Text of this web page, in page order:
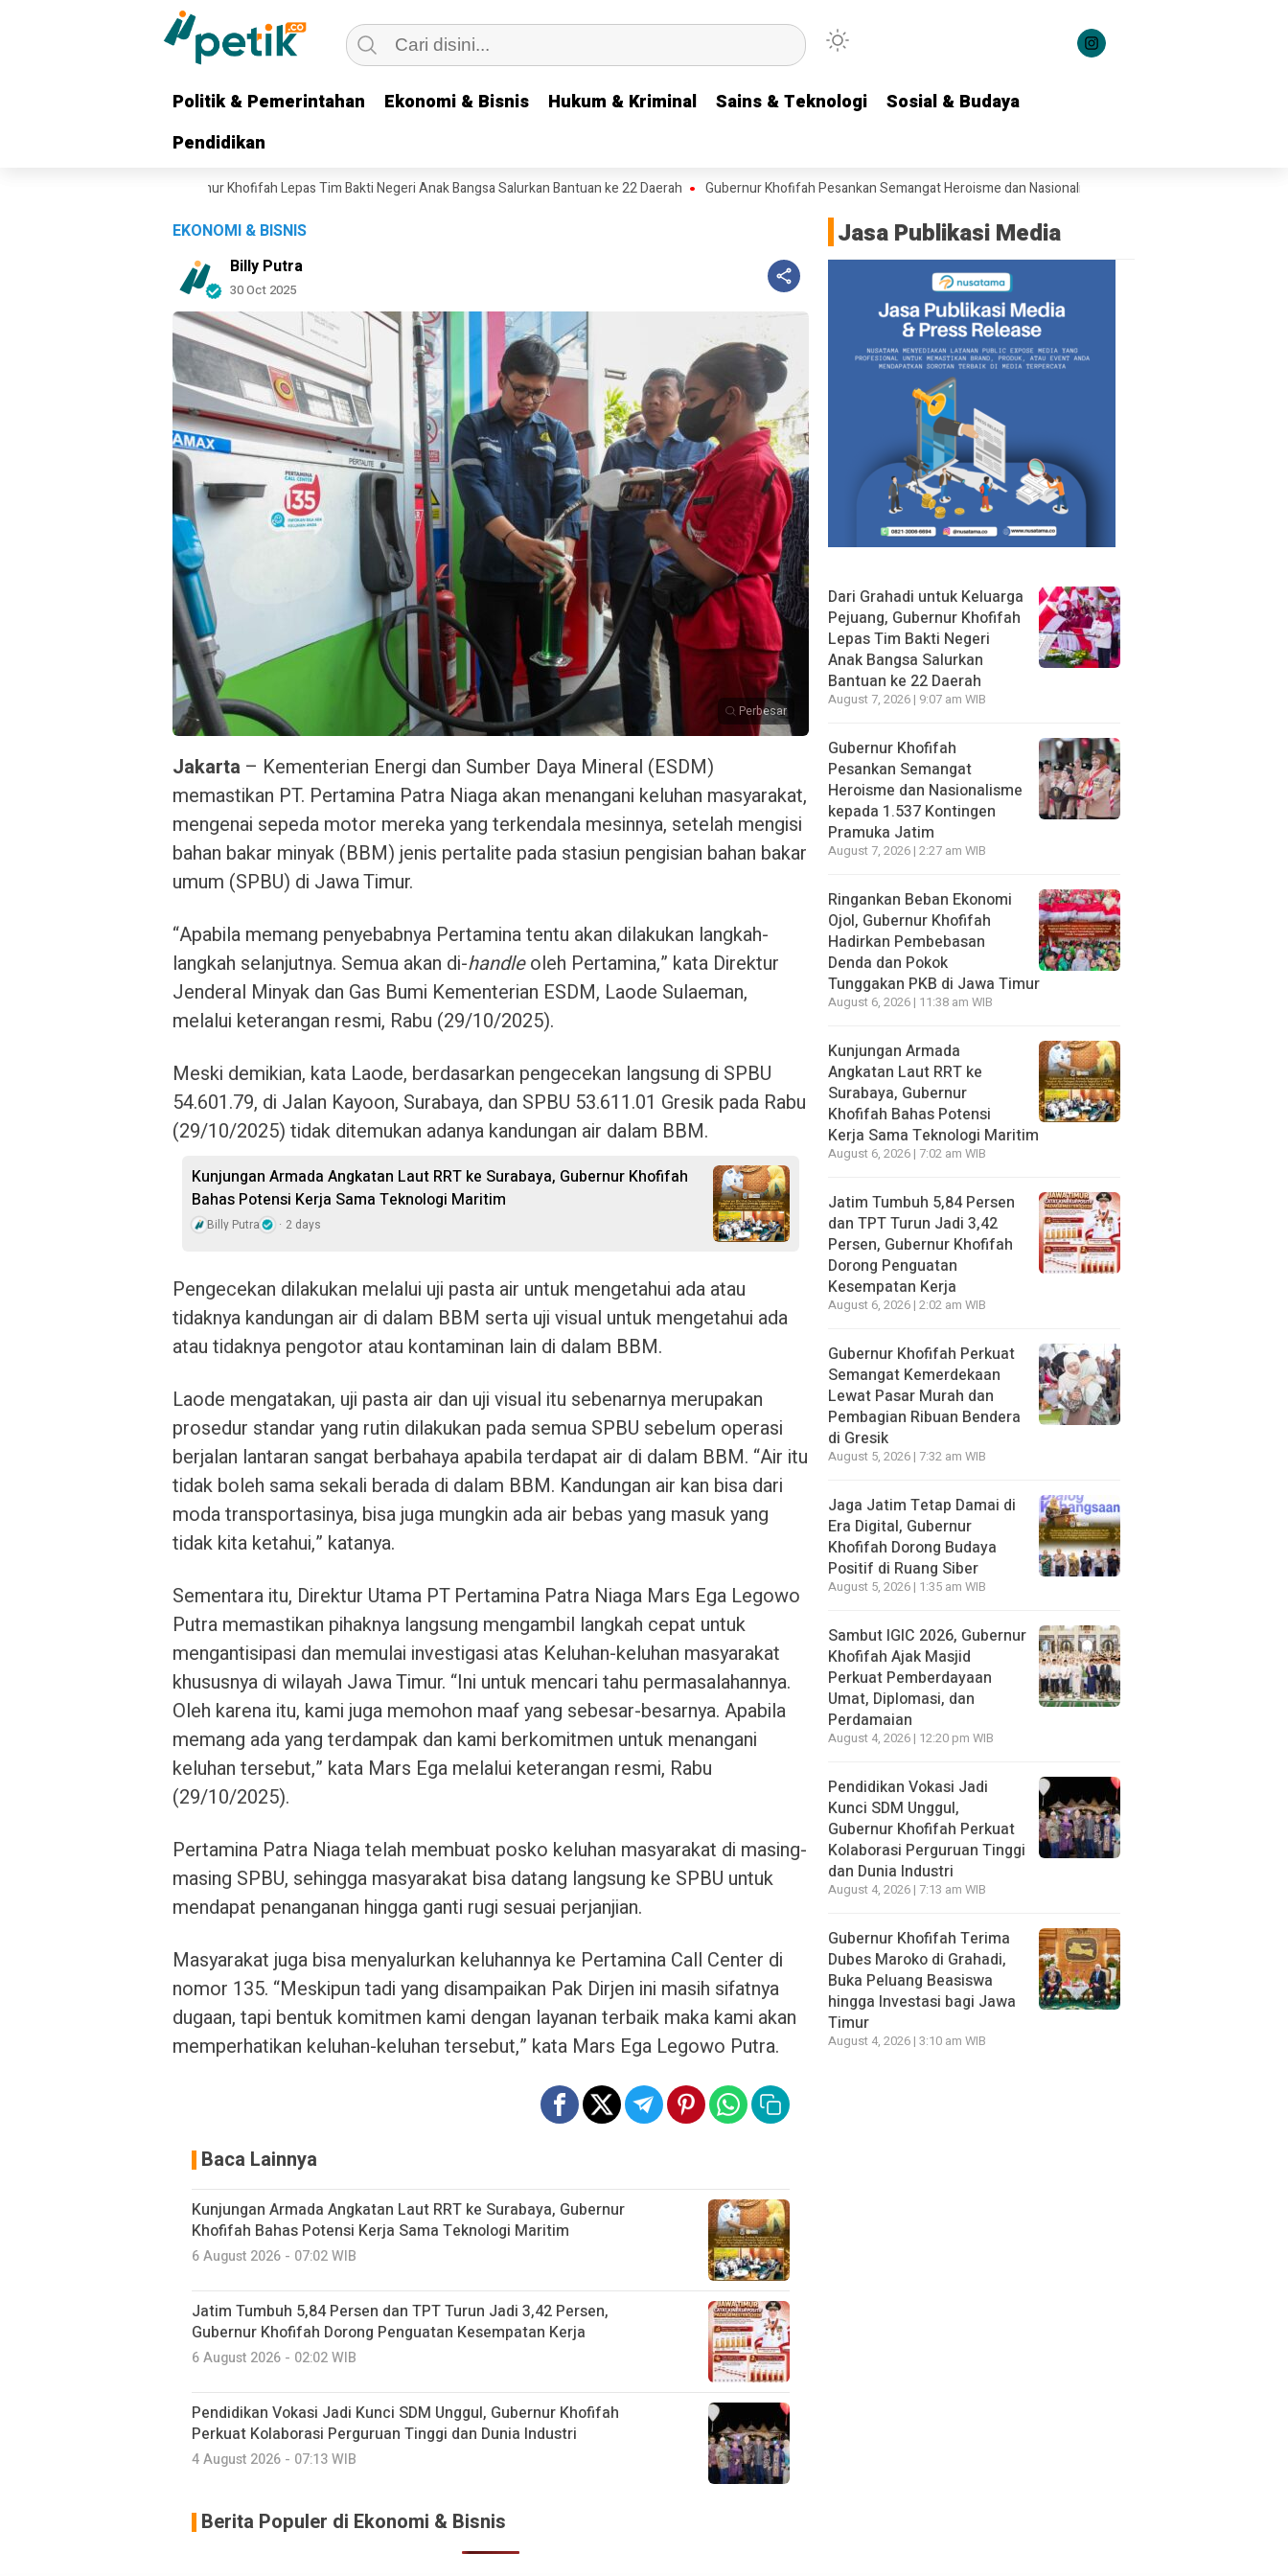
Politik & Pemerintahan Ekonomi & Bisnis Hukum & Kriminal Sains & Teknologi
Sosial & Budaya
Pendidikan
Politik & Pemerintahan Ekonomi & Bisnis Hukum & Kriminal Sains & Teknologi
Sosial & Budaya
Pendidikan
Keluarga Pejuang, Gubernur Khofifah Lepas Tim Bakti Negeri Anak Bangsa Salurkan Bantuan ke 22 Daerah Gubernur Khofifah Pesankan Semangat Heroisme dan Nasionalisme kepada 1.537 Kontingen Pramuka
EKONOMI & BISNIS
Billy Putra
30 Oct 2025
Perbesar
Jakarta – Kementerian Energi dan Sumber Daya Mineral (ESDM)
memastikan PT. Pertamina Patra Niaga akan menangani keluhan masyarakat,
mengenai sepeda motor mereka yang terkendala mesinnya, setelah mengisi
bahan bakar minyak (BBM) jenis pertalite pada stasiun pengisian bahan bakar
umum (SPBU) di Jawa Timur.
“Apabila memang penyebabnya Pertamina tentu akan dilakukan langkah-
langkah selanjutnya. Semua akan di-handleoleh Pertamina,” kata Direktur
Jenderal Minyak dan Gas Bumi Kementerian ESDM, Laode Sulaeman,
melalui keterangan resmi, Rabu (29/10/2025).
Meski demikian, kata Laode, berdasarkan pengecekan langsung di SPBU
54.601.79, di Jalan Kayoon, Surabaya, dan SPBU 53.611.01 Gresik pada Rabu
(29/10/2025) tidak ditemukan adanya kandungan air dalam BBM.
Kunjungan Armada Angkatan Laut RRT ke Surabaya, Gubernur Khofifah
Bahas Potensi Kerja Sama Teknologi Maritim
Billy Putra 2 days
Pengecekan dilakukan melalui uji pasta air untuk mengetahui ada atau
tidaknya kandungan air di dalam BBM serta uji visual untuk mengetahui ada
atau tidaknya pengotor atau kontaminan lain di dalam BBM.
Laode mengatakan, uji pasta air dan uji visual itu sebenarnya merupakan
prosedur standar yang rutin dilakukan pada semua SPBU sebelum operasi
berjalan lantaran sangat berbahaya apabila terdapat air di dalam BBM. “Air itu
tidak boleh sama sekali berada di dalam BBM. Kandungan air kan bisa dari
moda transportasinya, bisa juga mungkin ada air bebas yang masuk yang
tidak kita ketahui,” katanya.
Sementara itu, Direktur Utama PT Pertamina Patra Niaga Mars Ega Legowo
Putra memastikan pihaknya langsung mengambil langkah cepat untuk
mengantisipasi dan memulai investigasi atas Keluhan-keluhan masyarakat
khususnya di wilayah Jawa Timur. “Ini untuk mencari tahu permasalahannya.
Oleh karena itu, kami juga memohon maaf yang sebesar-besarnya. Apabila
memang ada yang terdampak dan kami berkomitmen untuk menangani
keluhan tersebut,” kata Mars Ega melalui keterangan resmi, Rabu
(29/10/2025).
Pertamina Patra Niaga telah membuat posko keluhan masyarakat di masing-
masing SPBU, sehingga masyarakat bisa datang langsung ke SPBU untuk
mendapat penanganan hingga ganti rugi sesuai perjanjian.
Masyarakat juga bisa menyalurkan keluhannya ke Pertamina Call Center di
nomor 135. “Meskipun tadi yang disampaikan Pak Dirjen ini masih sifatnya
dugaan, tapi bentuk komitmen kami dengan layanan terbaik maka kami akan
memperhatikan keluhan-keluhan tersebut,” kata Mars Ega Legowo Putra.
Baca Lainnya
Kunjungan Armada Angkatan Laut RRT ke Surabaya, Gubernur
Khofifah Bahas Potensi Kerja Sama Teknologi Maritim
6 August 2026 - 07:02 WIB
Jatim Tumbuh 5,84 Persen dan TPT Turun Jadi 3,42 Persen,
Gubernur Khofifah Dorong Penguatan Kesempatan Kerja
6 August 2026 - 02:02 WIB
Pendidikan Vokasi Jadi Kunci SDM Unggul, Gubernur Khofifah
Perkuat Kolaborasi Perguruan Tinggi dan Dunia Industri
4 August 2026 - 07:13 WIB
Berita Populer di Ekonomi & Bisnis
Jasa Publikasi Media
Dari Grahadi untuk Keluarga
Pejuang, Gubernur Khofifah
Lepas Tim Bakti Negeri
Anak Bangsa Salurkan
Bantuan ke 22 Daerah
August 7, 2026 | 9:07 am WIB
Gubernur Khofifah
Pesankan Semangat
Heroisme dan Nasionalisme
kepada 1.537 Kontingen
Pramuka Jatim
August 7, 2026 | 2:27 am WIB
Ringankan Beban Ekonomi
Ojol, Gubernur Khofifah
Hadirkan Pembebasan
Denda dan Pokok
Tunggakan PKB di Jawa Timur
August 6, 2026 | 11:38 am WIB
Kunjungan Armada
Angkatan Laut RRT ke
Surabaya, Gubernur
Khofifah Bahas Potensi
Kerja Sama Teknologi Maritim
August 6, 2026 | 7:02 am WIB
Jatim Tumbuh 5,84 Persen
dan TPT Turun Jadi 3,42
Persen, Gubernur Khofifah
Dorong Penguatan
Kesempatan Kerja
August 6, 2026 | 2:02 am WIB
Gubernur Khofifah Perkuat
Semangat Kemerdekaan
Lewat Pasar Murah dan
Pembagian Ribuan Bendera
di Gresik
August 5, 2026 | 7:32 am WIB
Jaga Jatim Tetap Damai di
Era Digital, Gubernur
Khofifah Dorong Budaya
Positif di Ruang Siber
August 5, 2026 | 1:35 am WIB
Sambut IGIC 2026, Gubernur
Khofifah Ajak Masjid
Perkuat Pemberdayaan
Umat, Diplomasi, dan
Perdamaian
August 4, 2026 | 12:20 pm WIB
Pendidikan Vokasi Jadi
Kunci SDM Unggul,
Gubernur Khofifah Perkuat
Kolaborasi Perguruan Tinggi
dan Dunia Industri
August 4, 2026 | 7:13 am WIB
Gubernur Khofifah Terima
Dubes Maroko di Grahadi,
Buka Peluang Beasiswa
hingga Investasi bagi Jawa
Timur
August 4, 2026 | 3:10 am WIB